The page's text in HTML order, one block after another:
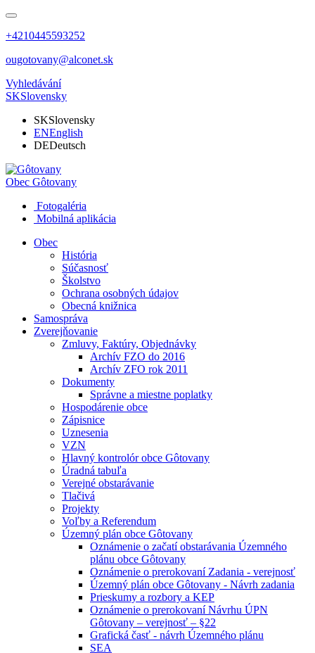
+4210445593252
ougotovany@alconet.sk
Vyhledávání
SKSlovensky
SKSlovensky
ENEnglish
DEDeutsch
Obec Gôtovany
Fotogaléria
Mobilná aplikácia
Obec
História
Súčasnosť
Školstvo
Ochrana osobných údajov
Obecná knižnica
Samospráva
Zverejňovanie
Zmluvy, Faktúry, Objednávky
Archív FZO do 2016
Archív ZFO rok 2011
Dokumenty
Správne a miestne poplatky
Hospodárenie obce
Zápisnice
Uznesenia
VZN
Hlavný kontrolór obce Gôtovany
Úradná tabuľa
Verejné obstarávanie
Tlačivá
Projekty
Voľby a Referendum
Územný plán obce Gôtovany
Oznámenie o začatí obstarávania Územného
plánu obce Gôtovany
Oznámenie o prerokovaní Zadania - verejnosť
Územný plán obce Gôtovany - Návrh zadania
Prieskumy a rozbory a KEP
Oznámenie o prerokovaní Návrhu ÚPN
Gôtovany – verejnosť – §22
Grafická časť - návrh Územného plánu
SEA